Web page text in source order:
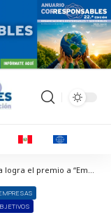
Corresponsables > Noticias > Habitat Inmobiliaria logra el premio a “Empresa con mejor progreso ESG” otorgado por ASPRIMA y SIMA